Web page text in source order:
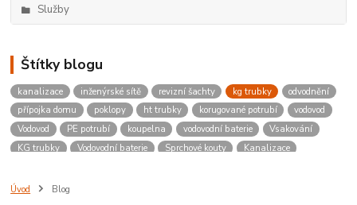
Služby
Štítky blogu
kanalizace inženýrské sítě revizní šachty kg trubky
odvodnění
přípojka domu
poklopy ht trubky korugované potrubí
vodovod
Vodovod
PE potrubí koupelna vodovodní baterie
Vsakování
KG trubky
Vodovodní baterie Sprchové kouty
Kanalizace
Úvod
Blog